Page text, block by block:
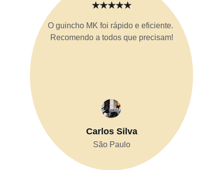
O guincho MK foi rápido e eficiente.
Recomendo a todos que precisam!
Carlos Silva
São Paulo
★★★★★